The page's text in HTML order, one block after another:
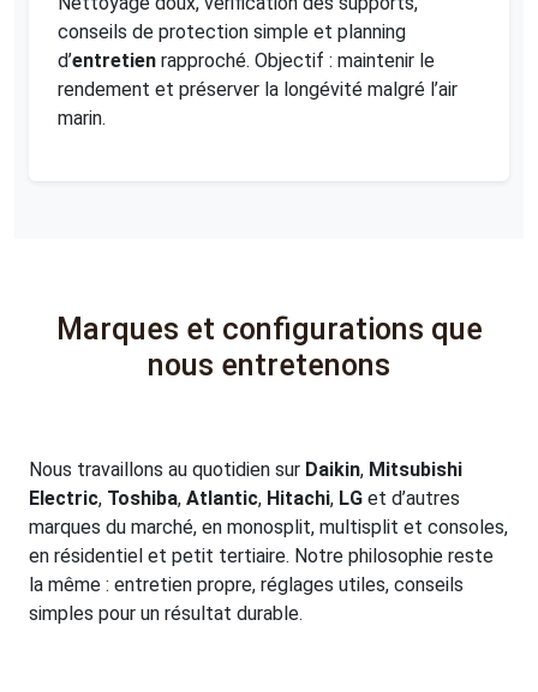
conseils de protection simple et planning
d’entretien rapproché. Objectif : maintenir le
rendement et préserver la longévité malgré l’air
marin.
Marques et configurations que
nous entretenons
Nous travaillons au quotidien sur Daikin, Mitsubishi
Electric, Toshiba, Atlantic, Hitachi, LG et d’autres
marques du marché, en monosplit, multisplit et consoles,
en résidentiel et petit tertiaire. Notre philosophie reste
la même : entretien propre, réglages utiles, conseils
simples pour un résultat durable.